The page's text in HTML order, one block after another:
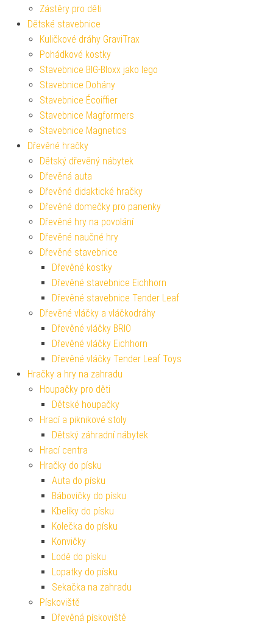
Zástěry pro děti
Dětské stavebnice
Kuličkové dráhy GraviTrax
Pohádkové kostky
Stavebnice BIG-Bloxx jako lego
Stavebnice Dohány
Stavebnice Écoiffier
Stavebnice Magformers
Stavebnice Magnetics
Dřevěné hračky
Dětský dřevěný nábytek
Dřevěná auta
Dřevěné didaktické hračky
Dřevěné domečky pro panenky
Dřevěné hry na povolání
Dřevěné naučné hry
Dřevěné stavebnice
Dřevěné kostky
Dřevěné stavebnice Eichhorn
Dřevěné stavebnice Tender Leaf
Dřevěné vláčky a vláčkodráhy
Dřevěné vláčky BRIO
Dřevěné vláčky Eichhorn
Dřevěné vláčky Tender Leaf Toys
Hračky a hry na zahradu
Houpačky pro děti
Dětské houpačky
Hrací a piknikové stoly
Dětský záhradní nábytek
Hrací centra
Hračky do písku
Auta do písku
Bábovičky do písku
Kbelíky do písku
Kolečka do písku
Konvičky
Lodě do písku
Lopatky do písku
Sekačka na zahradu
Pískoviště
Dřevěná pískoviště